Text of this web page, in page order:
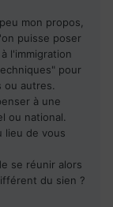
mon propos,
puisse poser
l'immigration
pour
ou autres.
à une
ou national.
lieu de vous
se réunir alors
du sien ?